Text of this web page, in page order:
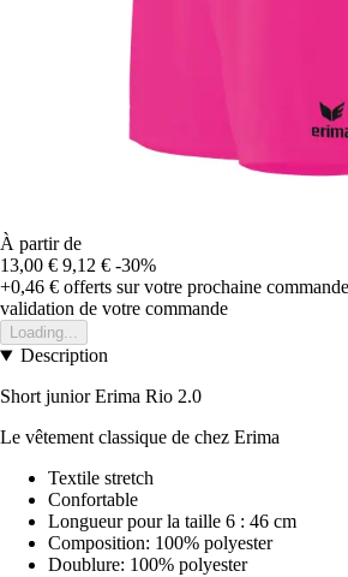
À partir de
13,00 € 9,12 € -30%
+0,46 € offerts sur votre prochaine commande
validation de votre commande
Loading...
Description
Short junior Erima Rio 2.0
Le vêtement classique de chez Erima
Textile stretch
Confortable
Longueur pour la taille 6 : 46 cm
Composition: 100% polyester
Doublure: 100% polyester